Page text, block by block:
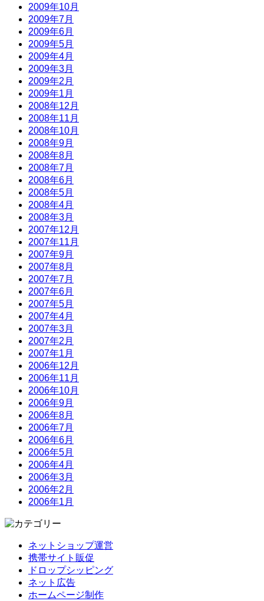
2009年10月
2009年7月
2009年6月
2009年5月
2009年4月
2009年3月
2009年2月
2009年1月
2008年12月
2008年11月
2008年10月
2008年9月
2008年8月
2008年7月
2008年6月
2008年5月
2008年4月
2008年3月
2007年12月
2007年11月
2007年9月
2007年8月
2007年7月
2007年6月
2007年5月
2007年4月
2007年3月
2007年2月
2007年1月
2006年12月
2006年11月
2006年10月
2006年9月
2006年8月
2006年7月
2006年6月
2006年5月
2006年4月
2006年3月
2006年2月
2006年1月
ネットショップ運営
携帯サイト販促
ドロップシッピング
ネット広告
ホームページ制作